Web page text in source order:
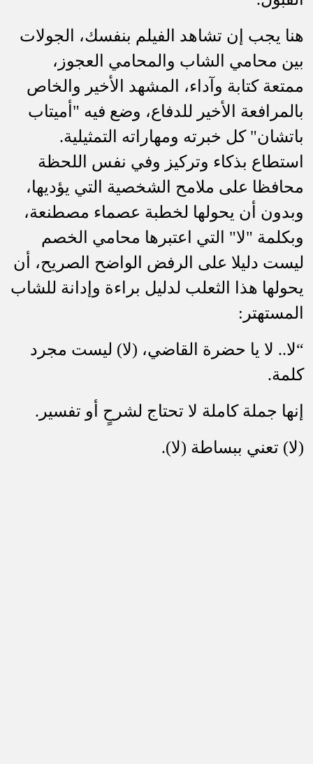
هنا يجب إن تشاهد الفيلم بنفسك، الجولات
بين محامي الشاب والمحامي العجوز،
ممتعة كتابة وآداء، المشهد الأخير والخاص
بالمرافعة الأخير للدفاع، وضع فيه "أميتاب
باتشان" كل خبرته ومهاراته التمثيلية.
استطاع بذكاء وتركيز وفي نفس اللحظة
محافظا على ملامح الشخصية التي يؤديها،
وبدون أن يحولها لخطبة عصماء مصطنعة،
وبكلمة "لا" التي اعتبرها محامي الخصم
ليست دليلا على الرفض الواضح الصريح، أن
يحولها هذا الثعلب لدليل براءة وإدانة للشاب
المستهتر:
“لا.. لا يا حضرة القاضي، (لا) ليست مجرد
كلمة.
إنها جملة كاملة لا تحتاج لشرحٍ أو تفسير.
(لا) تعني ببساطة (لا).